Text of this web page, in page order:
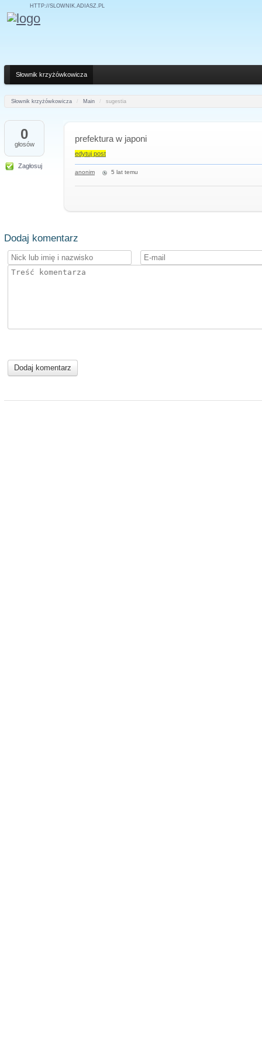
HTTP://SLOWNIK.ADIASZ.PL
Słownik krzyżówkowicza
Słownik krzyżówkowicza / Main / sugestia
0
głosów
Zagłosuj
prefektura w japoni
edytuj post
anonim 5 lat temu
Dodaj komentarz